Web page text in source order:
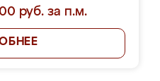
руб. за п.м.